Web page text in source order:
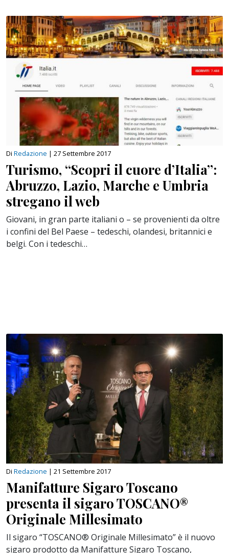
Di Redazione | 27 Settembre 2017
Turismo, “Scopri il cuore d’Italia”:
Abruzzo, Lazio, Marche e Umbria
stregano il web
Giovani, in gran parte italiani o – se provenienti da oltre
i confini del Bel Paese – tedeschi, olandesi, britannici e
belgi. Con i tedeschi…
Di Redazione | 21 Settembre 2017
Manifatture Sigaro Toscano
presenta il sigaro TOSCANO®
Originale Millesimato
Il sigaro “TOSCANO® Originale Millesimato” è il nuovo
sigaro prodotto da Manifatture Sigaro Toscano,